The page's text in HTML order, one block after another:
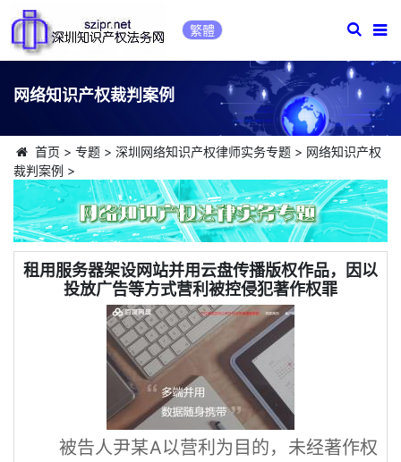
繁體
网络知识产权裁判案例
首页 > 专题> 深圳网络知识产权律师实务专题> 网络知识产权
裁判案例 >
租用服务器架设网站并用云盘传播版权作品，因以
投放广告等方式营利被控侵犯著作权罪
被告人尹某A以营利为目的，未经著作权